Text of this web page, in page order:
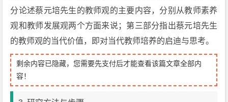
分论述蔡元培先生的教师观的主要内容，分别从教师素养
观和教师发展观两个方面来说；第三部分指出蔡元培先生
的教师观的当代价值，即对当代教师培养的启迪与思考。
剩余内容已隐藏，您需要先支付后才能查看该篇文章全部内
容！